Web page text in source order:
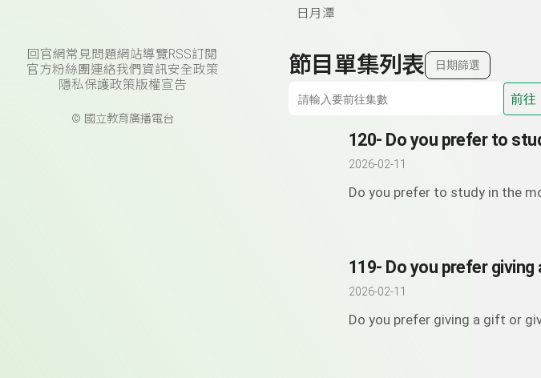
回官網常見問題網站導覽RSS訂閱
官方粉絲團連絡我們 資訊安全政策
隱私保護政策版權宣告
© 國立教育廣播電台
日月潭
節目單集列表 日期篩選
前往
2026-02-11
Do you prefer to study in the
119- Do you prefer
2026-02-11
Do you prefer giving a gift or